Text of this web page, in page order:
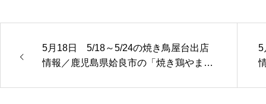
5月18日 5/18～5/24の焼き鳥屋台出店
情報／鹿児島県姶良市の「焼き鶏やまさ
5